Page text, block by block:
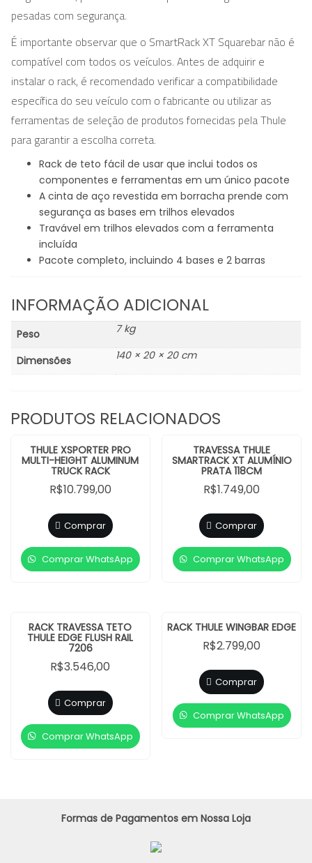
pesadas com segurança.
É importante observar que o SmartRack XT Squarebar não é
compatível com todos os veículos. Antes de adquirir e
instalar o rack, é recomendado verificar a compatibilidade
específica do seu veículo com o fabricante ou utilizar as
ferramentas de seleção de produtos fornecidas pela Thule
para garantir a escolha correta.
Rack de teto fácil de usar que inclui todos os
componentes e ferramentas em um único pacote
A cinta de aço revestida em borracha prende com
segurança as bases em trilhos elevados
Travável em trilhos elevados com a ferramenta
incluída
Pacote completo, incluindo 4 bases e 2 barras
INFORMAÇÃO ADICIONAL
Peso 7 kg
Dimensões 140 × 20 × 20 cm
PRODUTOS RELACIONADOS
THULE XSPORTER PRO
MULTI-HEIGHT ALUMINUM
TRUCK RACK
R$10.799,00
Comprar
Comprar WhatsApp
TRAVESSA THULE
SMARTRACK XT ALUMÍNIO
PRATA 118CM
R$1.749,00
Comprar
Comprar WhatsApp
RACK TRAVESSA TETO
THULE EDGE FLUSH RAIL
7206
R$3.546,00
Comprar
Comprar WhatsApp
RACK THULE WINGBAR EDGE
R$2.799,00
Comprar
Comprar WhatsApp
Formas de Pagamentos em Nossa Loja